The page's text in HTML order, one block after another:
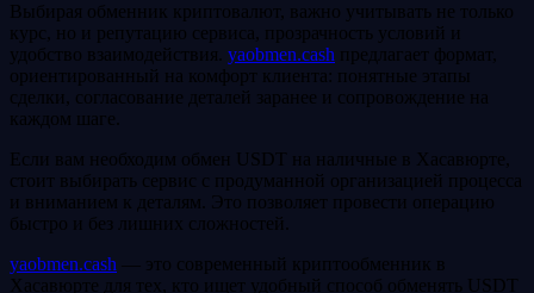
Выбирая обменник криптовалют, важно учитывать не только
курс, но и репутацию сервиса, прозрачность условий и
удобство взаимодействия. yaobmen.cash предлагает формат,
ориентированный на комфорт клиента: понятные этапы
сделки, согласование деталей заранее и сопровождение на
каждом шаге.
Если вам необходим обмен USDT на наличные в Хасавюрте,
стоит выбирать сервис с продуманной организацией процесса
и вниманием к деталям. Это позволяет провести операцию
быстро и без лишних сложностей.
yaobmen.cash — это современный криптообменник в
Хасавюрте для тех, кто ищет удобный способ обменять USDT